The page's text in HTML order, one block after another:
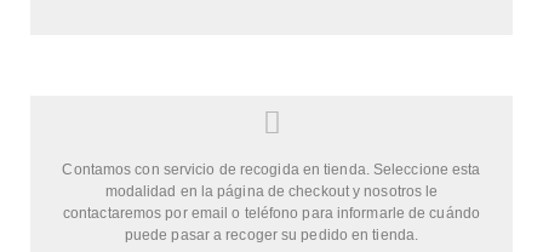
Contamos con servicio de recogida en tienda. Seleccione esta
modalidad en la página de checkout y nosotros le
contactaremos por email o teléfono para informarle de cuándo
puede pasar a recoger su pedido en tienda.